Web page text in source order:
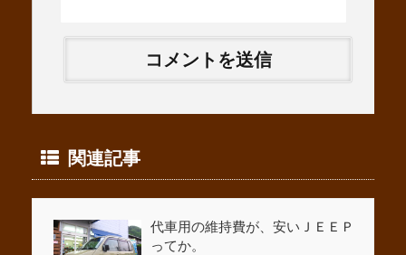
関連記事
代車用の維持費が、安いＪＥＥＰ
ってか。